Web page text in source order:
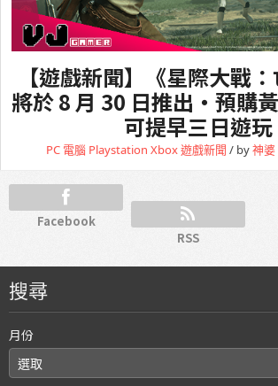
【遊戲新聞】《星際大戰：
將於 8 月 30 日推出・預購
可提早三日遊玩
PC 電腦 Playstation Xbox遊戲新聞 / by神婆
Facebook
RSS
搜尋
月份